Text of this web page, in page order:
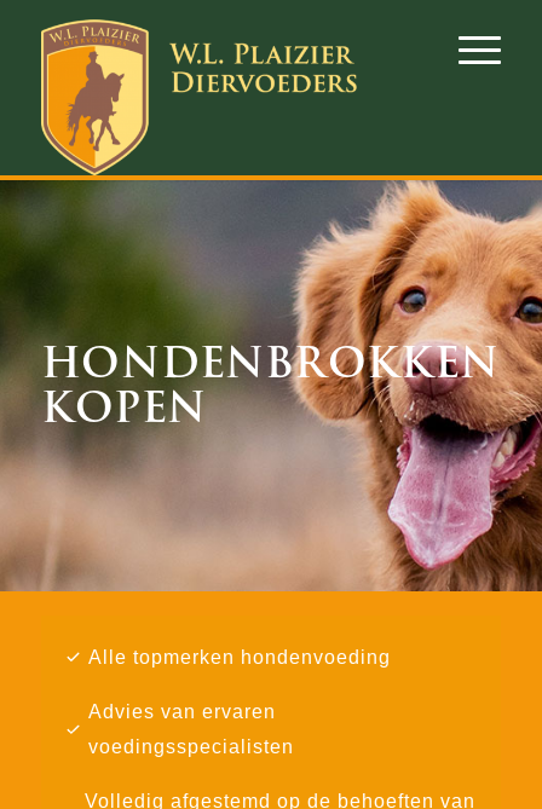
HONDENBROKKEN
KOPEN
Alle topmerken hondenvoeding
Advies van ervaren
voedingsspecialisten
Volledig afgestemd op de behoeften van